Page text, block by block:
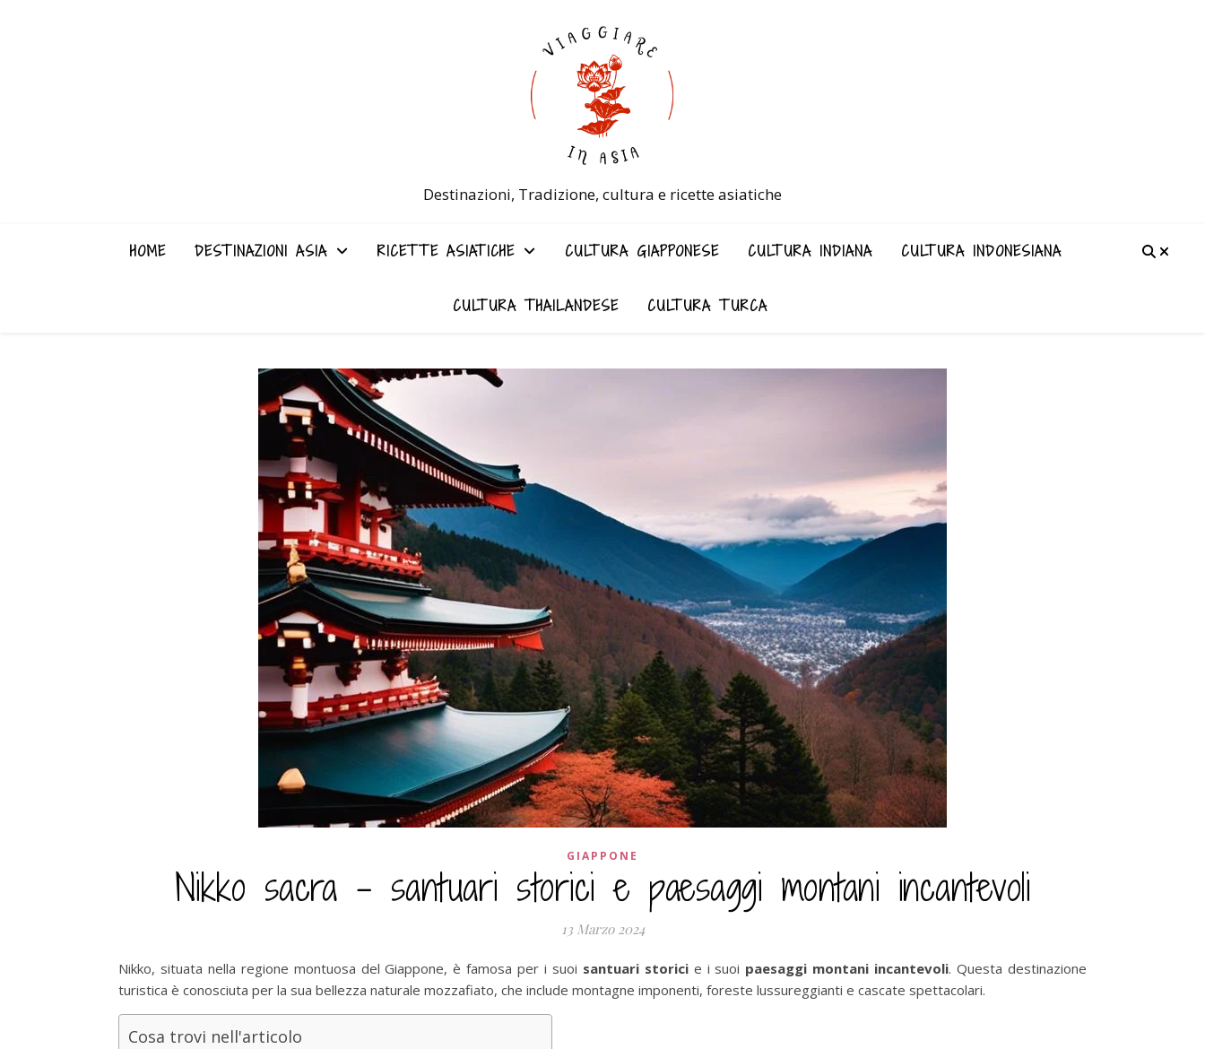
Destinazioni, Tradizione, cultura e ricette asiatiche
HOME DESTINAZIONI ASIA RICETTE ASIATICHE CULTURA GIAPPONESE CULTURA INDIANA CULTURA INDONESIANA
CULTURA THAILANDESE CULTURA TURCA
GIAPPONE
Nikko sacra – santuari storici e paesaggi montani incantevoli
13 Marzo 2024
Nikko, situata nella regione montuosa del Giappone, è famosa per i suoi santuari storicie i suoi paesaggi montani incantevoli. Questa destinazione
turistica è conosciuta per la sua bellezza naturale mozzafiato, che include montagne imponenti, foreste lussureggianti e cascate spettacolari.
Cosa trovi nell'articolo